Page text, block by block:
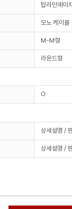
탑라인에이
모노 케이블
M-M형
라운드형
O
상세설명 /
상세설명 /